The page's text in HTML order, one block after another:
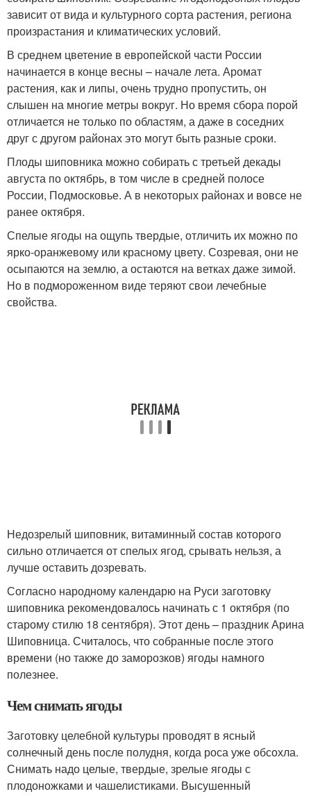
зависит от вида и культурного сорта растения, региона
произрастания и климатических условий.
В среднем цветение в европейской части России
начинается в конце весны – начале лета. Аромат
растения, как и липы, очень трудно пропустить, он
слышен на многие метры вокруг. Но время сбора порой
отличается не только по областям, а даже в соседних
друг с другом районах это могут быть разные сроки.
Плоды шиповника можно собирать с третьей декады
августа по октябрь, в том числе в средней полосе
России, Подмосковье. А в некоторых районах и вовсе не
ранее октября.
Спелые ягоды на ощупь твердые, отличить их можно по
ярко-оранжевому или красному цвету. Созревая, они не
осыпаются на землю, а остаются на ветках даже зимой.
Но в подмороженном виде теряют свои лечебные
свойства.
Недозрелый шиповник, витаминный состав которого
сильно отличается от спелых ягод, срывать нельзя, а
лучше оставить дозревать.
Согласно народному календарю на Руси заготовку
шиповника рекомендовалось начинать с 1 октября (по
старому стилю 18 сентября). Этот день – праздник Арина
Шиповница. Считалось, что собранные после этого
времени (но также до заморозков) ягоды намного
полезнее.
Чем снимать ягоды
Заготовку целебной культуры проводят в ясный
солнечный день после полудня, когда роса уже обсохла.
Снимать надо целые, твердые, зрелые ягоды с
плодоножками и чашелистиками. Высушенный